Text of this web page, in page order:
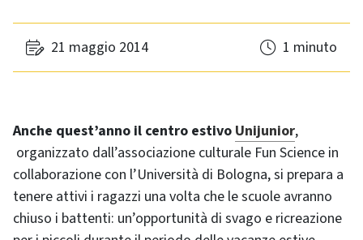
21 maggio 2014 1 minuto
Anche quest’anno il centro estivo Unijunior,
organizzato dall’associazione culturale Fun Science in
collaborazione con l’Università di Bologna, si prepara a
tenere attivi i ragazzi una volta che le scuole avranno
chiuso i battenti: un’opportunità di svago e ricreazione